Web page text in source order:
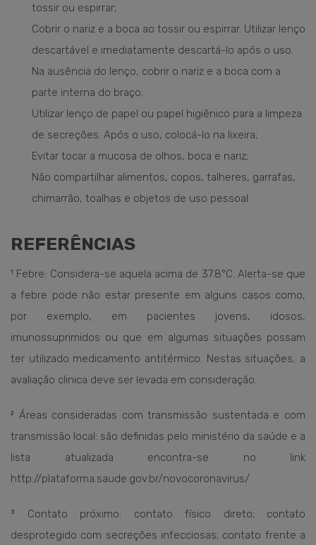
tossir ou espirrar;
Cobrir o nariz e a boca ao tossir ou espirrar. Utilizar lenço
descartável e imediatamente descartá-lo após o uso.
Na ausência do lenço, cobrir o nariz e a boca com a
parte interna do braço;
Utilizar lenço de papel ou papel higiênico para a limpeza
de secreções. Após o uso, colocá-lo na lixeira;
Evitar tocar a mucosa de olhos, boca e nariz;
Não compartilhar alimentos, copos, talheres, garrafas,
chimarrão, toalhas e objetos de uso pessoal.
REFERÊNCIAS
¹ Febre: Considera-se aquela acima de 37.8°C. Alerta-se que
a febre pode não estar presente em alguns casos como,
por exemplo, em pacientes jovens, idosos,
imunossuprimidos ou que em algumas situações possam
ter utilizado medicamento antitérmico. Nestas situações, a
avaliação clinica deve ser levada em consideração.
² Áreas consideradas com transmissão sustentada e com
transmissão local: são definidas pelo ministério da saúde e a
lista atualizada encontra-se no link
http://plataforma.saude.gov.br/novocoronavirus/.
³ Contato próximo: contato físico direto; contato
desprotegido com secreções infecciosas; contato frente a